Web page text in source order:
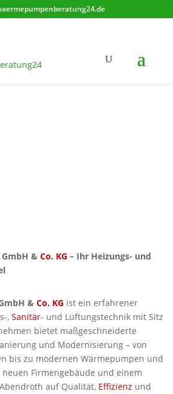
Co.KG
Werbung*
& Co. KG – Ihr Heizungs- und
& Co. KG ist ein erfahrener
, Sanitär- und Lüftungstechnik mit Sitz
bietet maßgeschneiderte
und Modernisierung – von
bis zu modernen Wärmepumpen und
Firmengebäude und einem
auf Qualität, Effizienz und